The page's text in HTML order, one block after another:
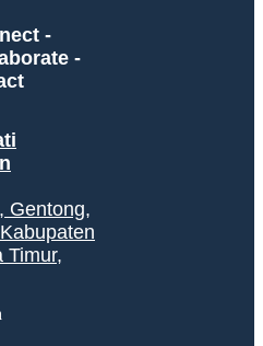
-
-
Gentong,
Timur,